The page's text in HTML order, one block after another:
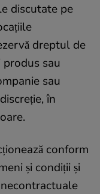
discutate pe
dreptul de
produs sau
sau
în
conform
și condiții și